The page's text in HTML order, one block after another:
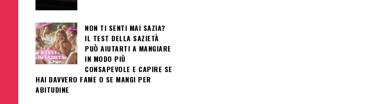
NON TI SENTI MAI SAZIA?
IL TEST DELLA SAZIETÀ
PUÒ AIUTARTI A MANGIARE
IN MODO PIÙ
CONSAPEVOLE E CAPIRE SE
HAI DAVVERO FAME O SE MANGI PER
ABITUDINE